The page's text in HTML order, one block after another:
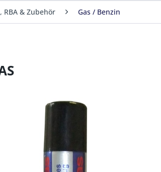
& Zubehör Gas / Benzin